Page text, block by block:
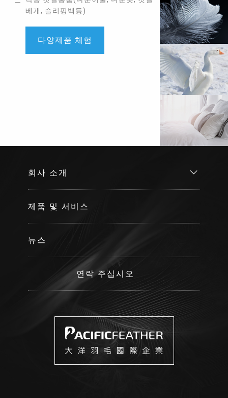
베개, 슬리핑백등)
다양제품 체험
회사 소개
제품 및 서비스
뉴스
연락 주십시오